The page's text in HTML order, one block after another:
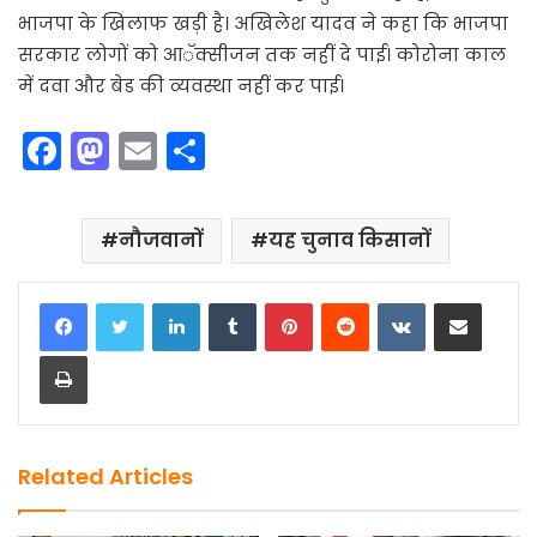
भाजपा के खिलाफ खड़ी है। अखिलेश यादव ने कहा कि भाजपा
सरकार लोगों को आॅक्सीजन तक नहीं दे पाई। कोरोना काल
में दवा और बेड की व्यवस्था नहीं कर पाई।
F
a
c
e
b
o
o
k
M
a
st
o
d
o
E
m
ai
l
ar
e
नौजवानों यह चुनाव किसानों
LinkedInTumblrPinterestReddit VKontakteShare via Email
Print
Related Articles